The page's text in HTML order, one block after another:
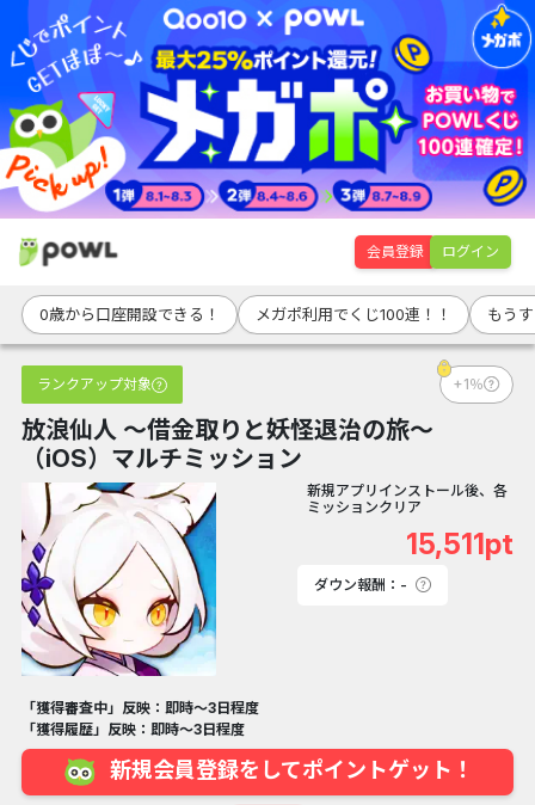
会員登録 ログイン
0歳から口座開設できる！ メガポ利用でくじ100連！！ もう
ランクアップ対象 +1％
放浪仙人 〜借金取りと妖怪退治の旅〜
（iOS）マルチミッション
新規アプリインストール後、各
ミッションクリア
15,511pt
ダウン報酬：-
「獲得審査中」反映：即時～3日程度
「獲得履歴」反映：即時～3日程度
新規会員登録をしてポイントゲット！